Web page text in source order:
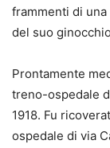
frammenti di
del suo
Prontamente
treno-ospedale
1918. Fu
ospedale di via